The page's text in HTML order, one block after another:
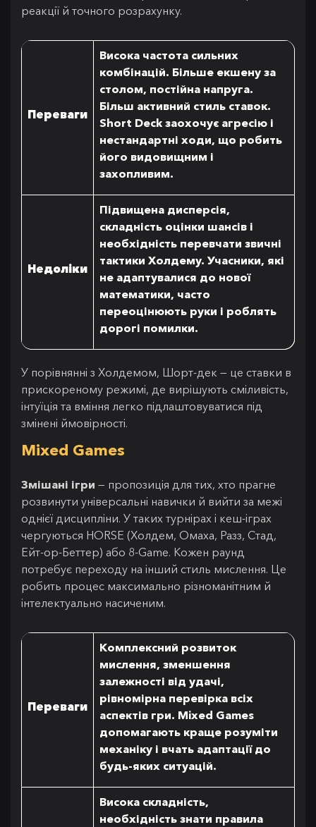
реакції й точного розрахунку.
Переваги
Висока частота сильних
комбінацій. Більше екшену за
столом, постійна напруга.
Більш активний стиль ставок.
Short Deck заохочує агресію і
нестандартні ходи, що робить
його видовищним і
захопливим.
Недоліки
Підвищена дисперсія,
складність оцінки шансів і
необхідність перевчати звичні
тактики Холдему. Учасники, які
не адаптувалися до нової
математики, часто
переоцінюють руки і роблять
дорогі помилки.
У порівнянні з Холдемом, Шорт-дек — це ставки в
прискореному режимі, де вирішують сміливість,
інтуїція та вміння легко підлаштовуватися під
змінені ймовірності.
Mixed Games
Змішані ігри — пропозиція для тих, хто прагне
розвинути універсальні навички й вийти за межі
однієї дисципліни. У таких турнірах і кеш-іграх
чергуються HORSE (Холдем, Омаха, Разз, Стад,
Ейт-ор-Беттер) або 8-Game. Кожен раунд
потребує переходу на інший стиль мислення. Це
робить процес максимально різноманітним й
інтелектуально насиченим.
Переваги
Комплексний розвиток
мислення, зменшення
залежності від удачі,
рівномірна перевірка всіх
аспектів гри. Mixed Games
допомагають краще розуміти
механіку і вчать адаптації до
будь-яких ситуацій.
Висока складність,
необхідність знати правила